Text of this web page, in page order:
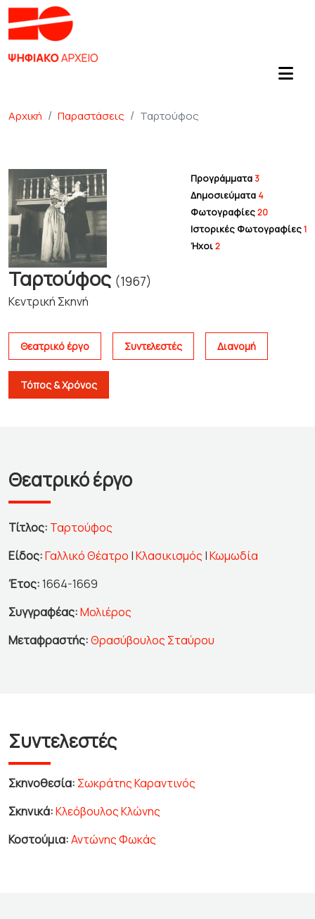
Αρχική Παραστάσεις Ταρτούφος
Προγράμματα 3
Δημοσιεύματα 4
Φωτογραφίες 20
Ιστορικές Φωτογραφίες 1
Ήχοι 2
Ταρτούφος (1967)
Κεντρική Σκηνή
Θεατρικό έργο Συντελεστές Διανομή
Τόπος & Χρόνος
Θεατρικό έργο
Τίτλος: Ταρτούφος
Είδος:Γαλλικό Θέατρο |Κλασικισμός |Κωμωδία
Έτος:1664-1669
Συγγραφέας:Μολιέρος
Μεταφραστής:Θρασύβουλος Σταύρου
Συντελεστές
Σκηνοθεσία: Σωκράτης Καραντινός
Σκηνικά:Κλεόβουλος Κλώνης
Κοστούμια:Αντώνης Φωκάς